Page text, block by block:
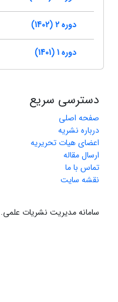
دوره 2 (1402)
دوره 1 (1401)
دسترسی سریع
صفحه اصلی
درباره نشریه
اعضای هیات تحریریه
ارسال مقاله
تماس با ما
نقشه سایت
سامانه مدیریت نشریات علمی.